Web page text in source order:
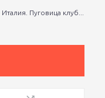
Пуговица клуб...